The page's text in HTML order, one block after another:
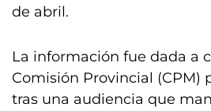
de abril.
La información fue dada a
Comisión Provincial (CPM)
tras una audiencia que